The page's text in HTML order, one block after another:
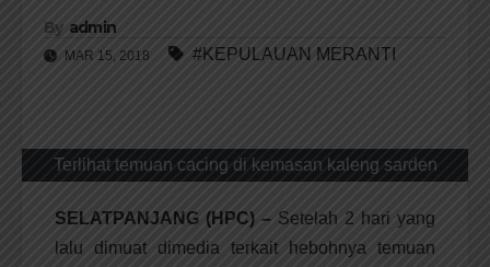
By admin
MAR 15, 2018 #KEPULAUAN MERANTI
Terlihat temuan cacing di kemasan kaleng sarden
SELATPANJANG (HPC) – Setelah 2 hari yang
lalu dimuat dimedia terkait hebohnya temuan